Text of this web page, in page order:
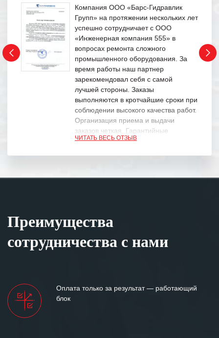
Компания ООО «Барс-Гидравлик
Групп» на протяжении нескольких лет
успешно сотрудничает с ООО
«Инженерная компания 555» в
вопросах ремонта сложного
промышленного оборудования. За
время работы наш партнер
зарекомендовал себя с самой
лучшей стороны. Заказы
выполняются в кротчайшие сроки при
соблюдении высокого качества работ.
Организация приема и выдачи
заказов четкая. Гарантийные
обязательства выполняются в
Особенно хочется отметить высокую
клиентоориентированность
персонала Вашей компании,
между нашими компаниями открытые
ЧИТАТЬ ВЕСЬ ОТЗЫВ
Преимущества
сотрудничества с нами
Оплата только за результат — работающий
блок